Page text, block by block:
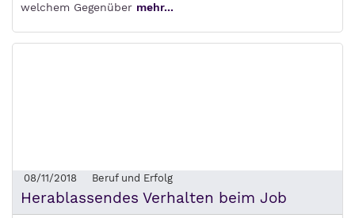
welchem Gegenüber mehr...
08/11/2018 Beruf und Erfolg
Herablassendes Verhalten beim Job